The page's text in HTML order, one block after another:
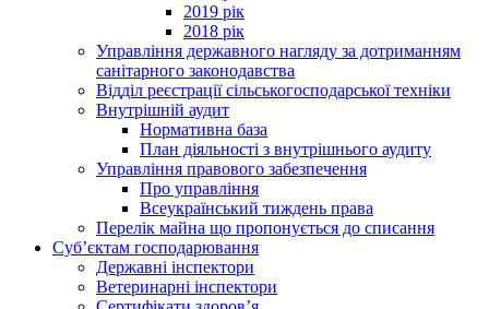
2019 рік
2018 рік
Управління державного нагляду за дотриманням
санітарного законодавства
Відділ реєстрації сільськогосподарської техніки
Внутрішній аудит
Нормативна база
План діяльності з внутрішнього аудиту
Управління правового забезпечення
Про управління
Всеукраїнський тиждень права
Перелік майна що пропонується до списання
Суб’єктам господарювання
Державні інспектори
Ветеринарні інспектори